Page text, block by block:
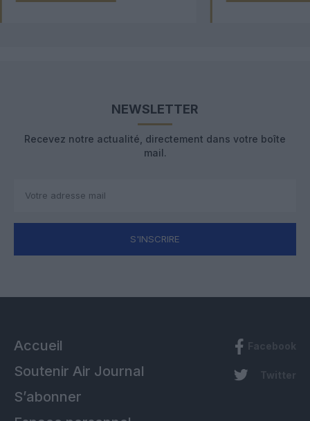
NEWSLETTER
Recevez notre actualité, directement dans votre boîte
mail.
S'INSCRIRE
Accueil
Soutenir Air Journal
S’abonner